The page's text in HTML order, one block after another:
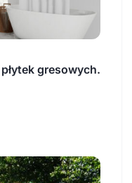
gresowych.